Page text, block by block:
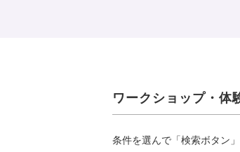
ワークショップ・体
条件を選んで「検索ボタン